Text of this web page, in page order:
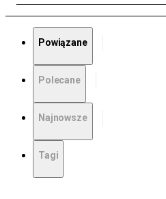
Powiązane
Polecane
Najnowsze
Tagi